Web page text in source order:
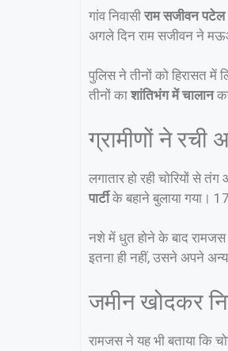
गांव निवासी राम सजीवन पटेल
अगले दिन राम सजीवन ने
पुलिस ने तीनों को हिरासत
तीनों का शांतिभंग में चालान
ग्रामीणों ने रची
लगातार हो रही चोरियों से
पार्टीके बहाने बुलाया गया।
नशे में धुत होने के बाद रामजस
इतना ही नहीं, उसने अपने अन्य
जमीन खोदकर
रामजस ने यह भी बताया कि